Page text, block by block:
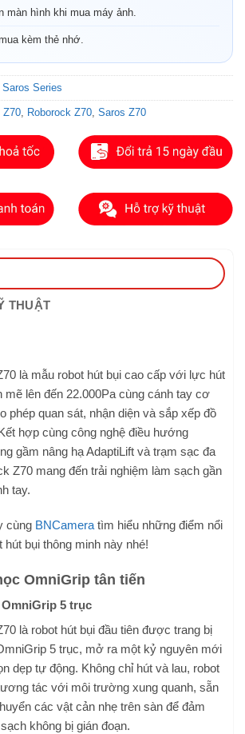
màn hình khi mua máy ảnh.
kèm thẻ nhớ.
Saros Series
Z70, Roborock Z70, Saros Z70
THUẬT
là mẫu robot hút bụi cao cấp với lực hút
mẽ lên đến 22.000Pa cùng cánh tay cơ
phép quan sát, nhận diện và sắp xếp đồ
hợp cùng công nghệ điều hướng
gầm nâng hạ AdaptiLift và trạm sạc đa
Z70 mang đến trải nghiệm làm sạch gần
tay.
cùng BNCamera tìm hiểu những điểm nổi
hút bụi thông minh này nhé!
OmniGrip tân tiến
5 trục
là robot hút bụi đầu tiên được trang bị
5 trục, mở ra một kỷ nguyên mới
dẹp tự động. Không chỉ hút và lau, robot
tác với môi trường xung quanh, sẵn
các vật cản nhẹ trên sàn để đảm
không bị gián đoạn.